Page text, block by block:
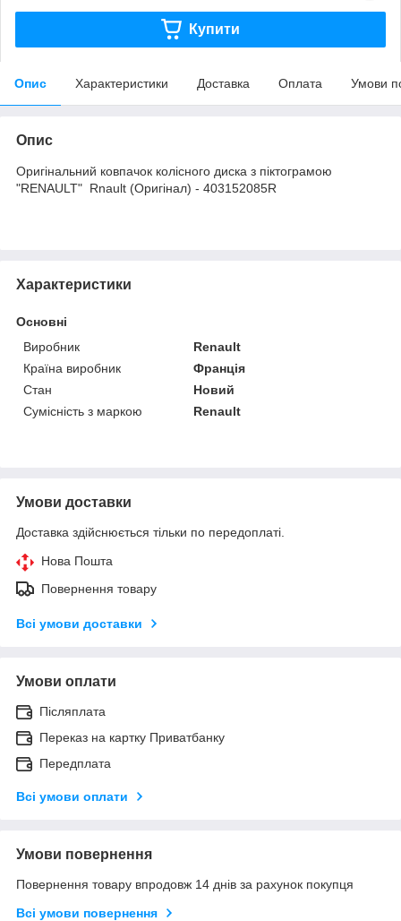
Купити
Опис Характеристики Доставка Оплата Умови
Опис
Оригінальний ковпачок колісного диска з піктограмою
"RENAULT" Rnault (Оригінал) - 403152085R
Характеристики
Основні
Виробник
Renault
Країна виробник
Франція
Стан
Новий
Сумісність з маркою
Renault
Умови доставки
Доставка здійснюється тільки по передоплаті.
Нова Пошта
Повернення товару
Всі умови доставки
Умови оплати
Післяплата
Переказ на картку Приватбанку
Передплата
Всі умови оплати
Умови повернення
Повернення товару впродовж 14 днів за рахунок покупця
Всі умови повернення